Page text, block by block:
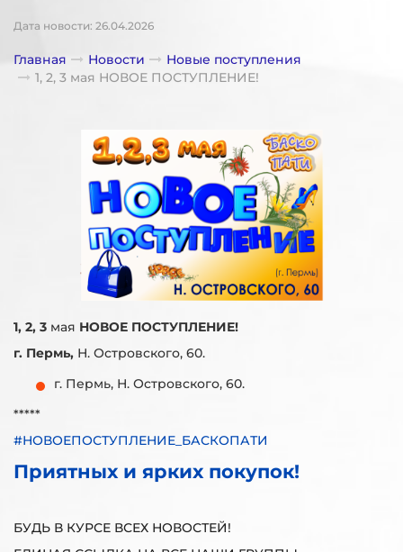
Дата новости: 26.04.2026
Главная Новости
Новые поступления
1, 2, 3 мая НОВОЕ ПОСТУПЛЕНИЕ!
1, 2, 3 мая НОВОЕ ПОСТУПЛЕНИЕ!
г. Пермь, Н. Островского, 60.
г. Пермь, Н. Островского, 60.
*****
#НОВОЕПОСТУПЛЕНИЕ_БАСКОПАТИ
Приятных и ярких покупок!
БУДЬ В КУРСЕ ВСЕХ НОВОСТЕЙ!